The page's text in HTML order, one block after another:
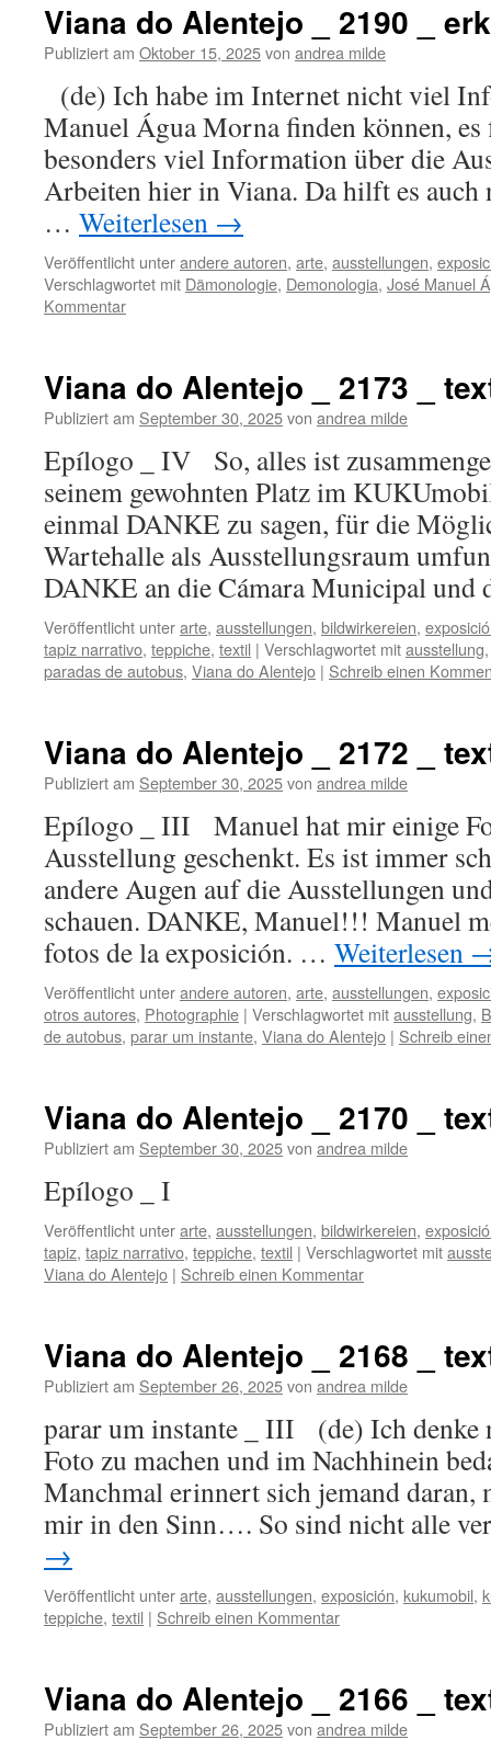
Viana do Alentejo _ 2190 _
Publiziert am Oktober 15, 2025von andrea milde
(de) Ich habe im Internet nicht viel
Manuel Água Morna finden können,
besonders viel Information über die
Arbeiten hier in Viana. Da hilft es auch
… Weiterlesen →
Veröffentlicht unterandere autoren, arte, ausstellungen,
Verschlagwortet mit Dämonologie, Demonologia, José Manuel
Kommentar
Viana do Alentejo _ 2173 _
Publiziert am September 30, 2025von andrea milde
Epílogo _ IV So, alles ist
seinem gewohnten Platz im
einmal DANKE zu sagen, für die
Wartehalle als Ausstellungsraum
DANKE an die Cámara Municipal
Veröffentlicht unterarte, ausstellungen, bildwirkereien,
tapiz narrativo, teppiche, textil | Verschlagwortet mitausstellung
paradas de autobus, Viana do Alentejo | Schreib einen
Viana do Alentejo _ 2172 _
Publiziert am September 30, 2025von andrea milde
Epílogo _ III Manuel hat mir einige
Ausstellung geschenkt. Es ist immer
andere Augen auf die Ausstellungen
schauen. DANKE, Manuel!!! Manuel
fotos de la exposición. … Weiterlesen
Veröffentlicht unterandere autoren, arte, ausstellungen,
otros autores, Photographie | Verschlagwortet mitausstellung,
de autobus, parar um instante, Viana do Alentejo | Schreib
Viana do Alentejo _ 2170 _
Publiziert am September 30, 2025von andrea milde
Epílogo _ I
Veröffentlicht unterarte, ausstellungen, bildwirkereien,
tapiz, tapiz narrativo, teppiche, textil | Verschlagwortet mit
Viana do Alentejo | Schreib einen Kommentar
Viana do Alentejo _ 2168 _
Publiziert am September 26, 2025von andrea milde
parar um instante _ III (de) Ich denke
Foto zu machen und im Nachhinein
Manchmal erinnert sich jemand daran,
mir in den Sinn…. So sind nicht alle
→
Veröffentlicht unterarte, ausstellungen, exposición, kukumobil,
teppiche, textil | Schreib einen Kommentar
Viana do Alentejo _ 2166 _
Publiziert am September 26, 2025von andrea milde